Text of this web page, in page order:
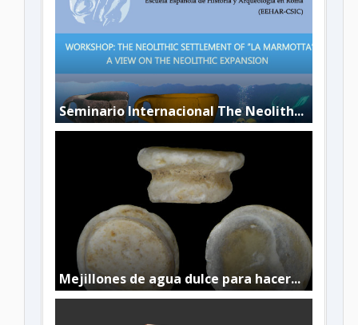
Seminario Internacional The Neolith...
Mejillones de agua dulce para hacer...